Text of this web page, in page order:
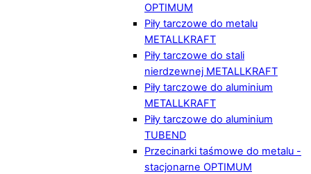
OPTIMUM
Piły tarczowe do metalu
METALLKRAFT
Piły tarczowe do stali
nierdzewnej METALLKRAFT
Piły tarczowe do aluminium
METALLKRAFT
Piły tarczowe do aluminium
TUBEND
Przecinarki taśmowe do metalu -
stacjonarne OPTIMUM